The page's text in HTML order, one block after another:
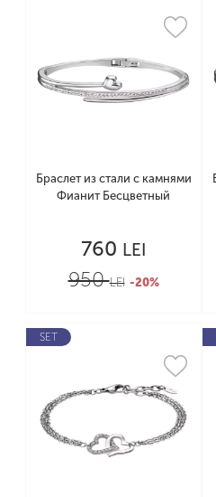
Браслет из стали с камнями
Фианит Бесцветный
760 LEI
950LEI -20%
SET